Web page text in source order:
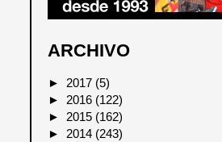
ARCHIVO
►2017 (5)
► 2016 (122)
► 2015 (162)
► 2014 (243)